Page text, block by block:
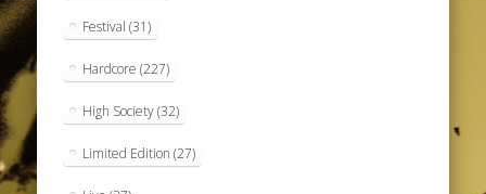
Festival (31)
Hardcore (227)
High Society(32)
Limited Edition (27)